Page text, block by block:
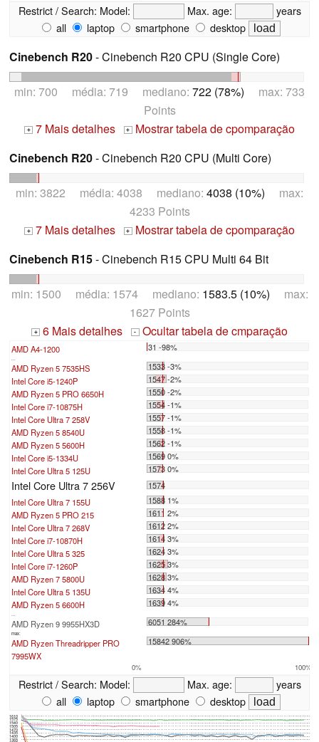
Restrict / Search: Model: Max. age:
years
all
laptop smartphone desktop
Cinebench R20- Cinebench R20 CPU (Single Core)
min: 700 média: 719 mediano: 722 (78%) max: 733
Points
+ 7 Mais detalhes + Mostrar tabela de cpomparação
Cinebench R20- Cinebench R20 CPU (Multi Core)
min: 3822 média: 4038 mediano: 4038 (10%) max:
4233 Points
+ 7 Mais detalhes + Mostrar tabela de cpomparação
Cinebench R15- Cinebench R15 CPU Multi 64 Bit
min: 1500 média: 1574 mediano: 1583.5 (10%) max:
1627 Points
+ 6 Mais detalhes - Ocultar tabela de cmparação
AMD A4-1200 31 -98%
...
AMD Ryzen 5 7535HS
1533 -3%
Intel Core i5-1240P
1547 -2%
AMD Ryzen 5 PRO 6650H
1550 -2%
Intel Core i7-10875H
1554 -1%
Intel Core Ultra 7 258V
1557 -1%
AMD Ryzen 5 8540U
1558 -1%
AMD Ryzen 5 5600H
1562 -1%
Intel Core i5-1334U
1569 0%
Intel Core Ultra 5 125U
1573 0%
Intel Core Ultra 7 256V
1574
Intel Core Ultra 7 155U
1588 1%
AMD Ryzen 5 PRO 215
1611 2%
Intel Core Ultra 7 268V
1612 2%
Intel Core i7-10870H
1614 3%
Intel Core Ultra 5 325
1624 3%
Intel Core i7-1260P
1625 3%
AMD Ryzen 7 5800U
1628 3%
Intel Core Ultra 5 135U
1634 4%
AMD Ryzen 5 6600H
1639 4%
...
AMD Ryzen 9 9955HX3D 6051 284%
max:
AMD Ryzen Threadripper PRO
7995WX
15842 906%
0% 100%
Restrict / Search: Model: Max. age:
years
all
laptop smartphone desktop
1365
1400
1435
1470
1505
1540
1575
1610